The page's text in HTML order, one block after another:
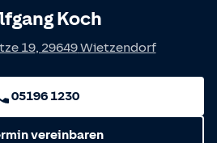
Koch
19, 29649Wietzendorf
05196 1230
vereinbaren